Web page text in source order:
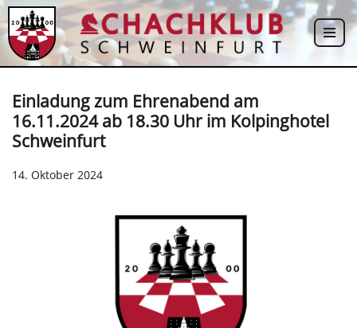
Zum
Inhalt
Einladung zum Ehrenabend am
16.11.2024 ab 18.30 Uhr im Kolpinghotel
Schweinfurt
14. Oktober 2024